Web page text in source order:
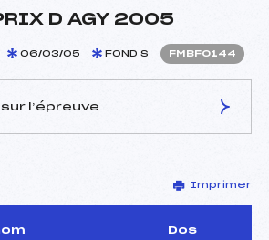
D AGY 2005
06/03/05 FOND S FMBF0144
l’épreuve
Bernard Metral (MB)
Béatrice Guittet (MB)
Fabrice BOUVIER ()
Imprimer
Dos